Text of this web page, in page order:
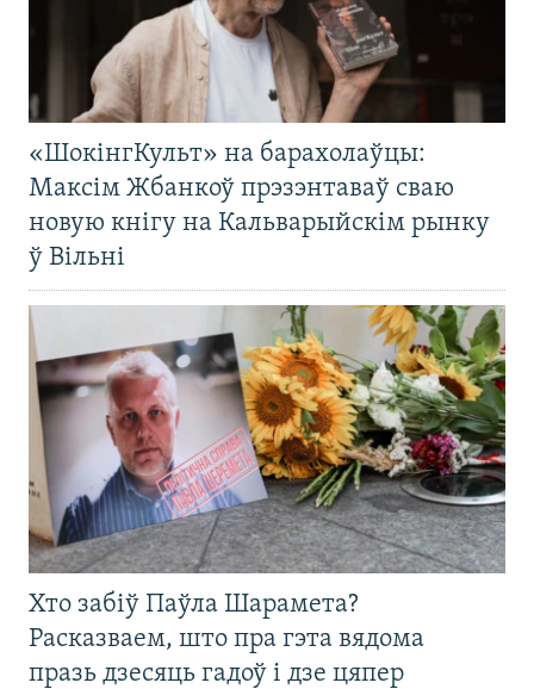
«ШокінгКульт» на барахолаўцы:
Максім Жбанкоў прэзэнтаваў сваю
новую кнігу на Кальварыйскім рынку
ў Вільні
Хто забіў Паўла Шарамета?
Расказваем, што пра гэта вядома
празь дзесяць гадоў і дзе цяпер